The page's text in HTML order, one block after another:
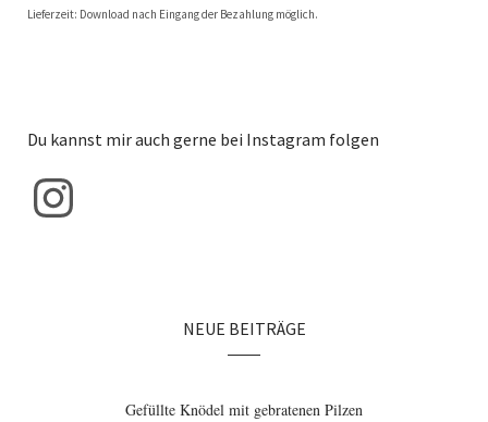
Lieferzeit: Download nach Eingang der Bezahlung möglich.
Du kannst mir auch gerne bei Instagram folgen
NEUE BEITRÄGE
Gefüllte Knödel mit gebratenen Pilzen
Winterliche mit Würstchen gefüllte
Gefülltes Gemüse mit Käse überbacken
Winterlicher Landjäger Feldsalat
Würzige Lauch-Nudelpfanne mit Würstchen